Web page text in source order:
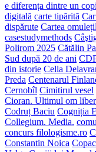
e diferența dintre un
digitală carte tipărită
dispărute Cartea
casestudymethods
Polirom 2025 Cătălin
Sud după 20 de ani
din istorie Cella
Preda Centenarul
Cernobîl Cimitirul vesel
Cioran. Ultimul om liber
Codruț Baciu Cogniția
Collegium. Media.
concurs filologisme.ro
Constantin Noica